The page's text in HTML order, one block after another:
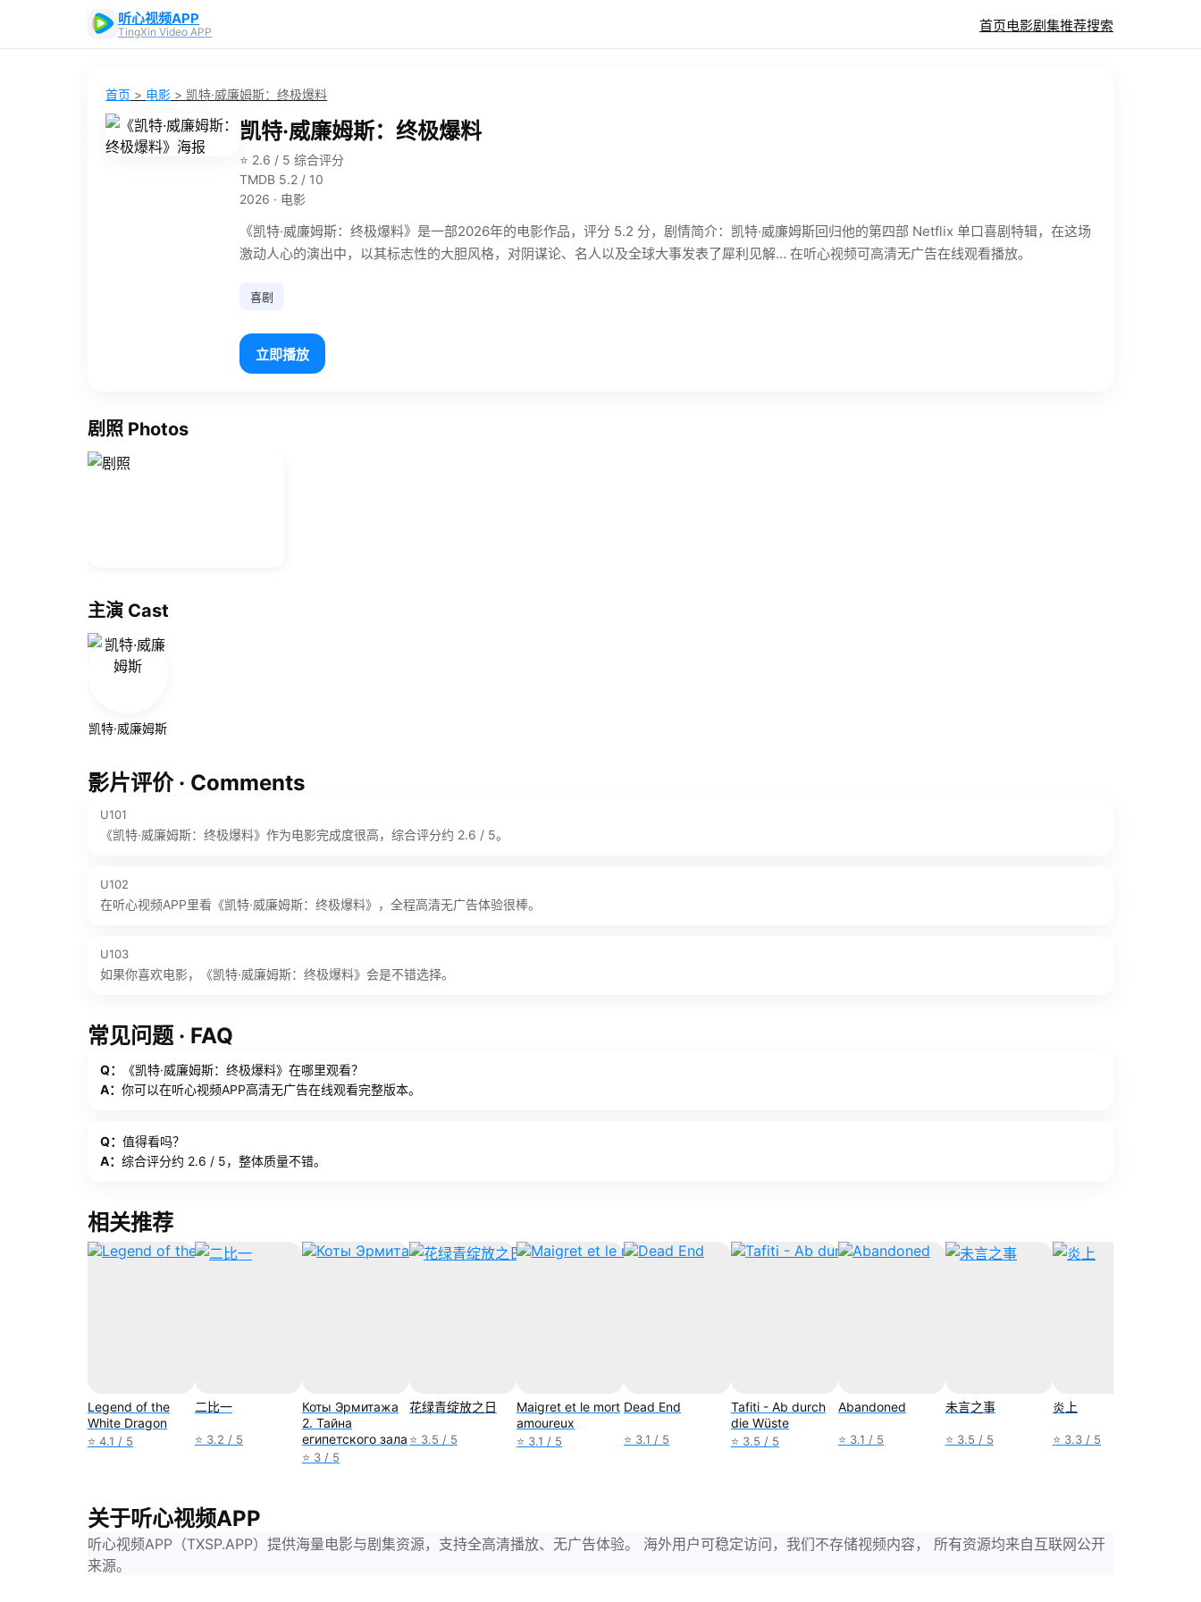
听心视频APP
TingXin Video APP 首页电影剧集推荐搜索
首页 > 电影 > 凯特·威廉姆斯：终极爆料
凯特·威廉姆斯：终极爆料
⭐ 2.6 / 5 综合评分
TMDB 5.2 / 10
2026 · 电影
《凯特·威廉姆斯：终极爆料》是一部2026年的电影作品，评分 5.2 分，剧情简介：凯特·威廉姆斯回归他的第四部 Netflix 单口喜剧特辑，在这场
激动人心的演出中，以其标志性的大胆风格，对阴谋论、名人以及全球大事发表了犀利见解… 在听心视频可高清无广告在线观看播放。
喜剧
立即播放
剧照 Photos
主演 Cast
凯特·威廉姆斯
影片评价 · Comments
U101
《凯特·威廉姆斯：终极爆料》作为电影完成度很高，综合评分约 2.6 / 5。
U102
在听心视频APP里看《凯特·威廉姆斯：终极爆料》，全程高清无广告体验很棒。
U103
如果你喜欢电影，《凯特·威廉姆斯：终极爆料》会是不错选择。
常见问题 · FAQ
Q：
《凯特·威廉姆斯：终极爆料》在哪里观看？
A： 你可以在听心视频APP高清无广告在线观看完整版本。
Q： 值得看吗？
A： 综合评分约 2.6 / 5，整体质量不错。
相关推荐
Legend of the
White Dragon
⭐ 4.1 / 5
二比一
⭐ 3.2 / 5
Коты Эрмитажа
2. Тайна
египетского зала
⭐ 3 / 5
花绿青绽放之日
⭐ 3.5 / 5
Maigret et le mort
amoureux
⭐ 3.1 / 5
Dead End
⭐ 3.1 / 5
Tafiti - Ab durch
die Wüste
⭐ 3.5 / 5
Abandoned
⭐ 3.1 / 5
未言之事
⭐ 3.5 / 5
炎上
⭐ 3.3 / 5
关于听心视频APP
听心视频APP（TXSP.APP）提供海量电影与剧集资源，支持全高清播放、无广告体验。 海外用户可稳定访问，我们不存储视频内容， 所有资源均来自互联网公开
来源。